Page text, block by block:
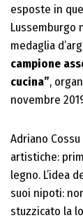
esposte in
Lussemburgo
medaglia
campione
cucina”,
novembre
Adriano
artistiche:
legno. L’idea
suoi nipoti:
stuzzicato la